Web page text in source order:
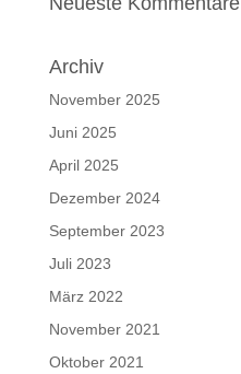
Archiv
November 2025
Juni 2025
April 2025
Dezember 2024
September 2023
Juli 2023
März 2022
November 2021
Oktober 2021